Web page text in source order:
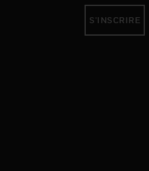
S'INSCRIRE